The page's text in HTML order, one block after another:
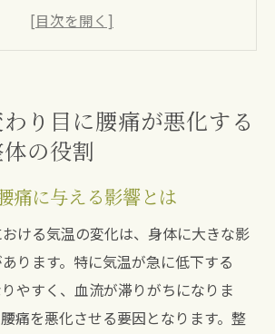
昇が腰に与える負担
体ケアで季節の変化に対応
化を防ぐ整体の基礎知識
の気候と腰痛対策
整体サロンが提供する特別メニュ
から見る季節の腰痛対策
り目に腰痛が悪化する
の役割
痛に与える影響とは
ける気温の変化は、身体に大きな影
ります。特に気温が急に低下する
やすく、血流が滞りがちになりま
痛を悪化させる要因となります。整